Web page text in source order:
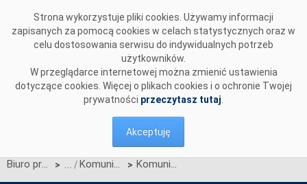
Strona wykorzystuje pliki cookies. Używamy informacji
zapisanych za pomocą cookies w celach statystycznych oraz w
celu dostosowania serwisu do indywidualnych potrzeb
użytkowników.
W przeglądarce internetowej można zmienić ustawienia
dotyczące cookies. Więcej o plikach cookies i o ochronie Twojej
prywatności przeczytasz tutaj
Akceptuję
Biuro prasowe > Komunikaty OSP > Komunikat dotyczący wprowadzenia stopni zasilania z dnia 31 sierpnia 2015 r. z godz. 19:55